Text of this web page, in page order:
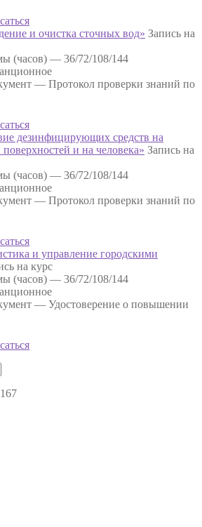
и очистка сточных вод» Запись на
(часов) — 36/72/108/144
— Протокол проверки знаний по
дезинфицирующих средств на
и на человека» Запись на
(часов) — 36/72/108/144
— Протокол проверки знаний по
и управление городскими
на курс
(часов) — 36/72/108/144
— Удостоверение о повышении